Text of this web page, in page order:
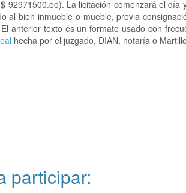
92971500.oo). La licitación comenzará el
bien inmueble o mueble, previa
anterior texto es un formato usado con
hecha por el juzgado, DIAN, notaría o
participar: